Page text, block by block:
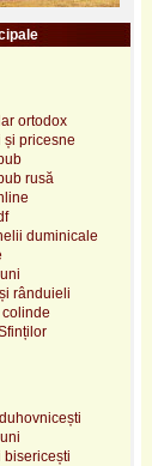
ortodox
și pricesne
rusă
duminicale
rânduieli
bisericești